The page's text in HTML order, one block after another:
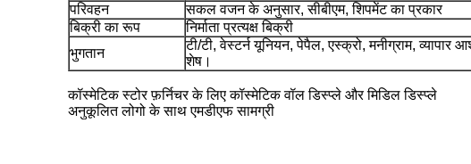
परिवहन
सकल वजन के अनुसार, सीबीएम, शिपमेंट का प्रकार
बिक्री का रूप
निर्माता प्रत्यक्ष बिक्री
भुगतान
टी/टी, वेस्टर्न यूनियन, पेपैल, एस्क्रो, मनीग्राम,
शेष।
कॉस्मेटिक स्टोर फ़र्निचर के लिए कॉस्मेटिक वॉल डिस्प्ले और मिडिल डिस्प्ले
अनुकूलित लोगो के साथ एमडीएफ सामग्री